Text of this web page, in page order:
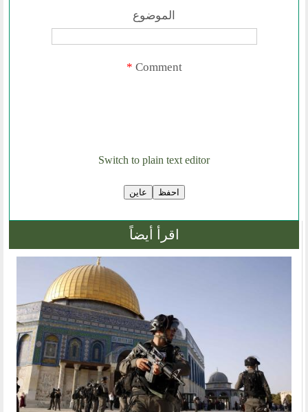
قطاع المرأة
قطاع الشباب
مواقع صديقة
المؤتمرات
منتديات الوسطية
اخر الاخبار
المنتدى في الاعلام
طلبات الانتساب
اتصل بنا
الموضوع
Comment
*
Switch to plain text editor
اقرأ أيضاً